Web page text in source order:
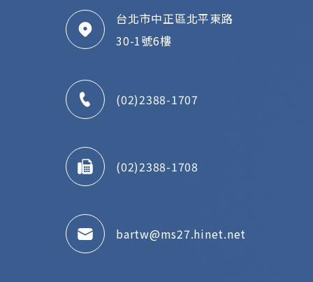
台北市中正區北平東路
30-1號6樓
(02)2388-1707
(02)2388-1708
bartw@ms27.hinet.net